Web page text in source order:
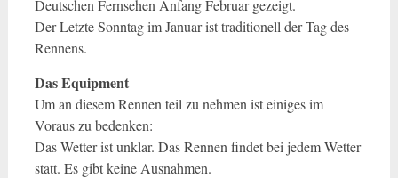
Deutschen Fernsehen Anfang Februar gezeigt.
Der Letzte Sonntag im Januar ist traditionell der Tag des
Rennens.
Das Equipment
Um an diesem Rennen teil zu nehmen ist einiges im
Voraus zu bedenken:
Das Wetter ist unklar. Das Rennen findet bei jedem Wetter
statt. Es gibt keine Ausnahmen.